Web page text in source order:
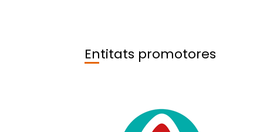
Els temes tractats han estat curosament
estan en consonància amb les
PROANES (https://
Actualizacion-Profesional-en-
Entitats promotores